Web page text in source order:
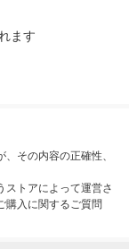
ます
その内容の正確性、
ストアによって運営さ
購入に関するご質問